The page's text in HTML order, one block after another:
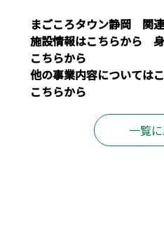
まごころタウン静岡 関
施設情報はこちらから 身
こちらから
他の事業内容については
こちらから
一覧